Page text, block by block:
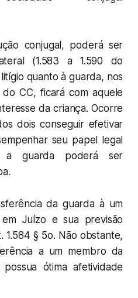
conjugal, poderá ser
(1.583 a 1.590 do
quanto à guarda, nos
CC, ficará com aquele
da criança. Ocorre
dois conseguir efetivar
seu papel legal
a guarda poderá ser
da guarda à um
Juízo e sua previsão
1.584 § 5o. Não obstante,
a um membro da
ótima afetividade